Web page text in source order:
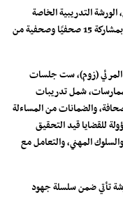
الورشة التدريبية الخاصة
بالتغطية الصحفية للقضايا قيد التحقيق والمحاكمة، بمشاركة 15 صحفيًا وصحفية من
المرئي (زوم)، ست جلسات
شمل تدريبات
والضمانات من المساءلة
للقضايا قيد التحقيق
المهني، والتعامل مع
تأتي ضمن سلسلة جهود